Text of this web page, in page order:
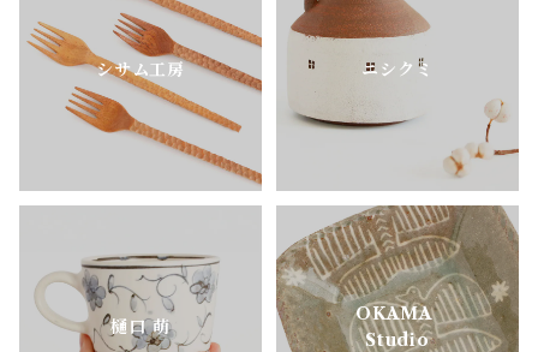
シサム工房 ニシクミ
樋口 萌
OKAMA
Studio